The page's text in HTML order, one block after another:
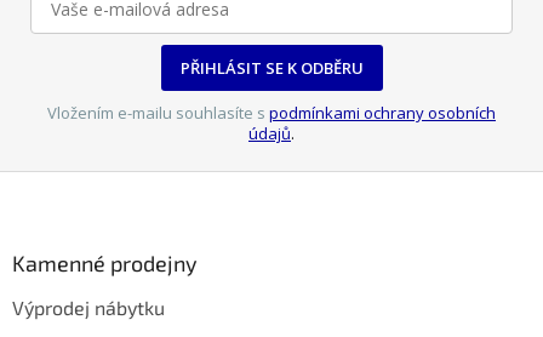
PŘIHLÁSIT SE K ODBĚRU
Vložením e-mailu souhlasíte s podmínkami ochrany osobních
údajů.
Kamenné prodejny
Výprodej nábytku